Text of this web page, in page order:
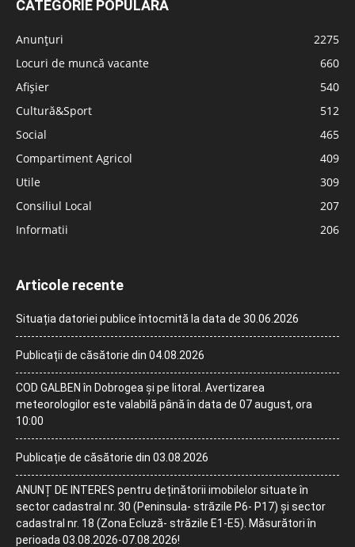
CATEGORIE POPULARĂ
Anunțuri
2275
Locuri de muncă vacante
660
Afișier
540
Cultură&Sport
512
Social
465
Compartiment Agricol
409
Utile
309
Consiliul Local
207
Informatii
206
Articole recente
Situația datoriei publice întocmită la data de 30.06.2026
Publicații de căsătorie din 04.08.2026
COD GALBEN în Dobrogea și pe litoral. Avertizarea
meteorologilor este valabilă până în data de 07 august, ora
10:00
Publicație de căsătorie din 03.08.2026
ANUNȚ DE INTERES pentru deținătorii imobilelor situate în
sector cadastral nr. 30 (Peninsula- străzile P6- P17) și sector
cadastral nr. 18 (Zona Ecluză- străzile E1-E5). Măsurători în
perioada 03.08.2026-07.08.2026!